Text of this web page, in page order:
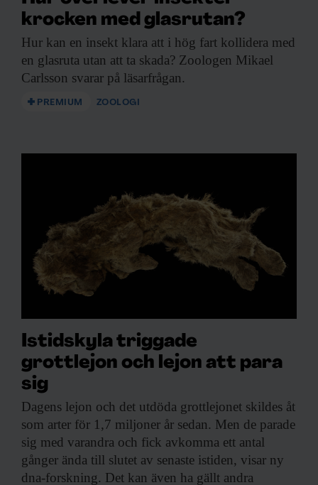
krocken med glasrutan?
Hur kan en insekt klara att i hög fart kollidera med
en glasruta utan att ta skada? Zoologen Mikael
Carlsson svarar på läsarfrågan.
PREMIUM ZOOLOGI
Istidskyla triggade
grottlejon och lejon att para
sig
Dagens lejon och det utdöda grottlejonet skildes åt
som arter för 1,7 miljoner år sedan. Men de parade
sig med varandra och fick avkomma ett antal
gånger ända till slutet av senaste istiden, visar ny
dna-forskning. Det kan även ha gällt andra